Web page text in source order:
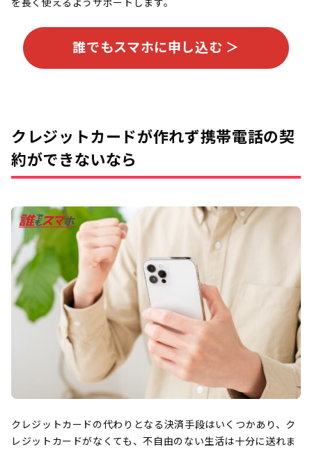
誰でもスマホに申し込む ＞
クレジットカードが作れず携帯電話の契
約ができないなら
クレジットカードの代わりとなる決済手段はいくつかあり、ク
レジットカードがなくても、不自由のない生活は十分に送れま